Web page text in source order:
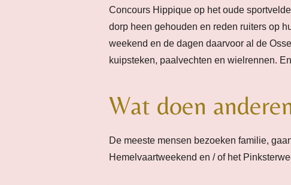
Concours Hippique op het oude
dorp heen gehouden en reden ruiters op
weekend en de dagen daarvoor al de
kuipsteken, paalvechten en wielrennen.
Wat doen
De meeste mensen bezoeken familie,
Hemelvaartweekend en / of het